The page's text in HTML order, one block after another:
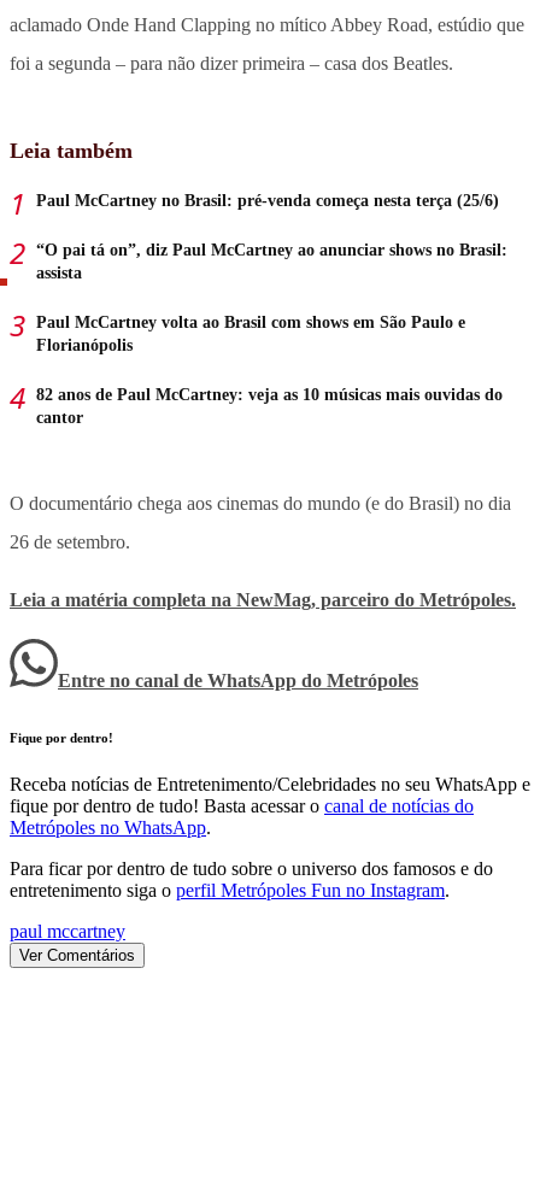
aclamado Onde Hand Clapping no mítico Abbey Road, estúdio que
foi a segunda – para não dizer primeira – casa dos Beatles.
Leia também
Paul McCartney no Brasil: pré-venda começa nesta terça (25/6)
“O pai tá on”, diz Paul McCartney ao anunciar shows no Brasil:
assista
Paul McCartney volta ao Brasil com shows em São Paulo e
Florianópolis
82 anos de Paul McCartney: veja as 10 músicas mais ouvidas do
cantor
O documentário chega aos cinemas do mundo (e do Brasil) no dia
26 de setembro.
Leia a matéria completa na NewMag, parceiro do Metrópoles.
Entre no canal de WhatsApp do Metrópoles
Fique por dentro!
Receba notícias de Entretenimento/Celebridades no seu WhatsApp e
fique por dentro de tudo! Basta acessar o canal de notícias do
Metrópoles no WhatsApp.
Para ficar por dentro de tudo sobre o universo dos famosos e do
entretenimento siga o perfil Metrópoles Fun no Instagram.
paul mccartney
Ver Comentários